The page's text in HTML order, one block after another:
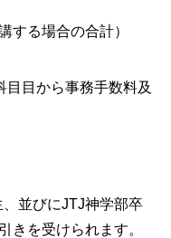
する場合の合計）
目目から事務手数料及
並びにJTJ神学部卒
きを受けられます。